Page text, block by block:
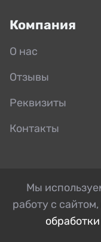
Компания
О нас
Отзывы
Реквизиты
Контакты
Мы
работу с